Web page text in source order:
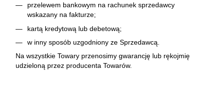
przelewem bankowym na rachunek sprzedawcy
wskazany na fakturze;
kartą kredytową lub debetową;
w inny sposób uzgodniony ze Sprzedawcą.
Na wszystkie Towary przenosimy gwarancję lub rękojmię
udzieloną przez producenta Towarów.